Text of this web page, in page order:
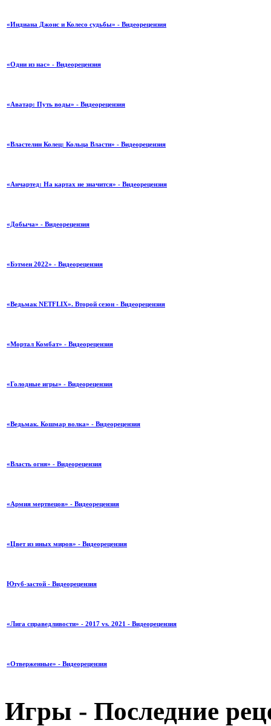
«Индиана Джонс и Колесо судьбы» - Видеорецензия
«Одни из нас» - Видеорецензия
«Аватар: Путь воды» - Видеорецензия
«Властелин Колец: Кольца Власти» - Видеорецензия
«Анчартед: На картах не значится» - Видеорецензия
«Добыча» - Видеорецензия
«Бэтмен 2022» - Видеорецензия
«Ведьмак NETFLIX». Второй сезон - Видеорецензия
«Мортал Комбат» - Видеорецензия
«Голодные игры» - Видеорецензия
«Ведьмак. Кошмар волка» - Видеорецензия
«Власть огня» - Видеорецензия
«Армия мертвецов» - Видеорецензия
«Цвет из иных миров» - Видеорецензия
Ютуб-застой - Видеорецензия
«Лига справедливости» - 2017 vs. 2021 - Видеорецензия
«Отверженные» - Видеорецензия
Игры - Последние